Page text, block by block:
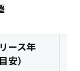
ース年
安）